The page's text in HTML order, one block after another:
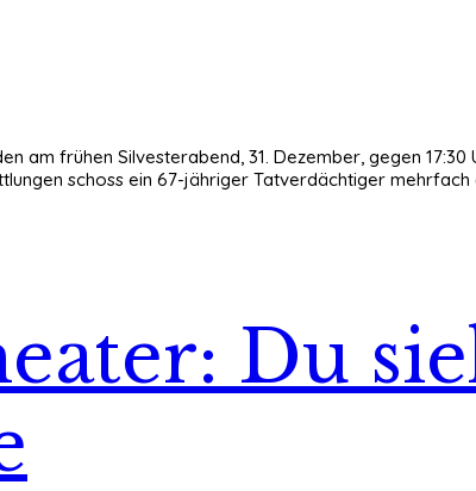
am frühen Silvesterabend, 31. Dezember, gegen
schoss ein 67-jähriger Tatverdächtiger
Du